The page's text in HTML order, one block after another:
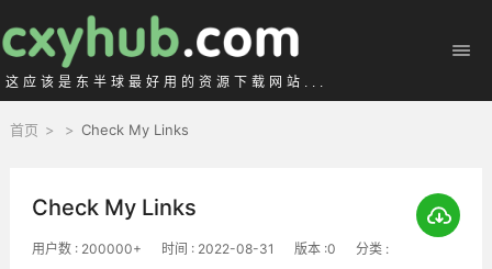
这应该是东半球最好用的资源下载网站...
首页 > > Check My Links
Check My Links
用户数 : 200000+ 时间 : 2022-08-31 版本 :0 分类 :